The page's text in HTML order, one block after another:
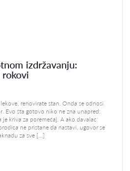
izdržavanju:
renovirate stan. Onda se odnosi
Evo šta gotovo niko ne zna unapred:
kriva za poremećaj. A ako davalac
ne pristane da nastavi, ugovor se
za sve […]